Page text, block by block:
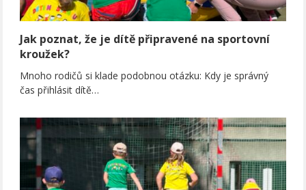
Jak poznat, že je dítě připravené na sportovní
kroužek?
Mnoho rodičů si klade podobnou otázku: Kdy je správný
čas přihlásit dítě…